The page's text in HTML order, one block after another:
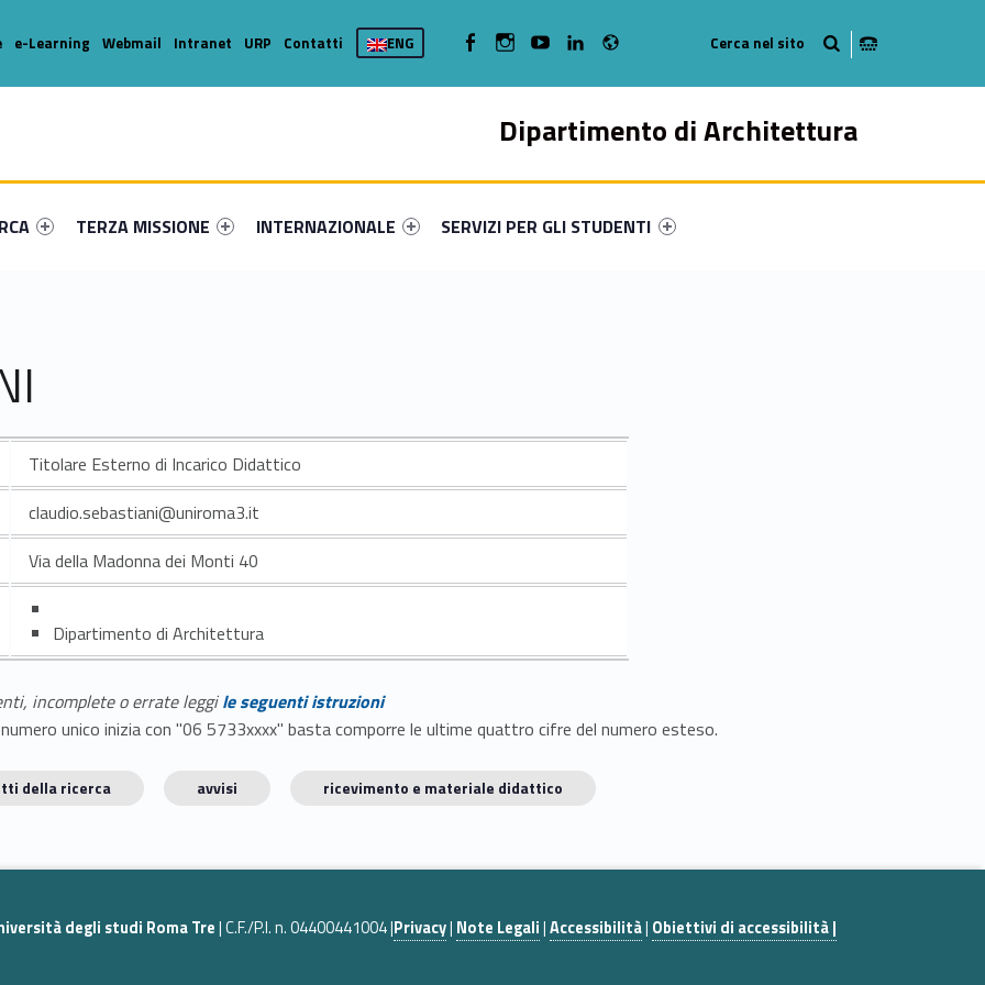
Dipartimento di Architettura
primary-96420-16
#link-menu-primary-36815-36
Link identifier #link-menu-primary-79649-46
TERZA MISSIONE
Link identifier #link-menu-primary-94822-49
INTERNAZIONALE
Link identifier #link-menu-primary-5255-57
SERVIZI PER GLI STUDENTI
e-Learning Webmail Intranet URP Contatti ENG WebMan on FacebookWebMan on Instagram
WebMan on YoutubeWebMan on Linkedin
Titolare Esterno di Incarico Didattico
claudio.sebastiani@uniroma3.it
Via della Madonna dei Monti 40
Dipartimento di Architettura
incomplete o errate leggile seguenti istruzioni
unico inizia con "06 5733xxxx" basta comporre le ultime quattro cifre del numero esteso.
della ricerca avvisi ricevimento e materiale didattico
degli studi Roma Tre| C.F./P.I. n. 04400441004 |Privacy| Note Legali|Accessibilità| Obiettivi di accessibilità |